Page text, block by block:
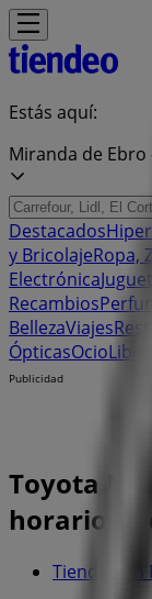
Estás aquí:
Miranda de Ebro
Destacados
y BricolajeRopa,
Electrónica
Recambios
BellezaViajes
ÓpticasOcio
Publicidad
Toyota
horarios y
Tiendeo en